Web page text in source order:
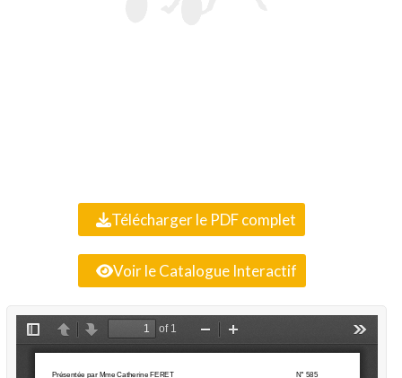
Télécharger le PDF complet
Voir le Catalogue Interactif